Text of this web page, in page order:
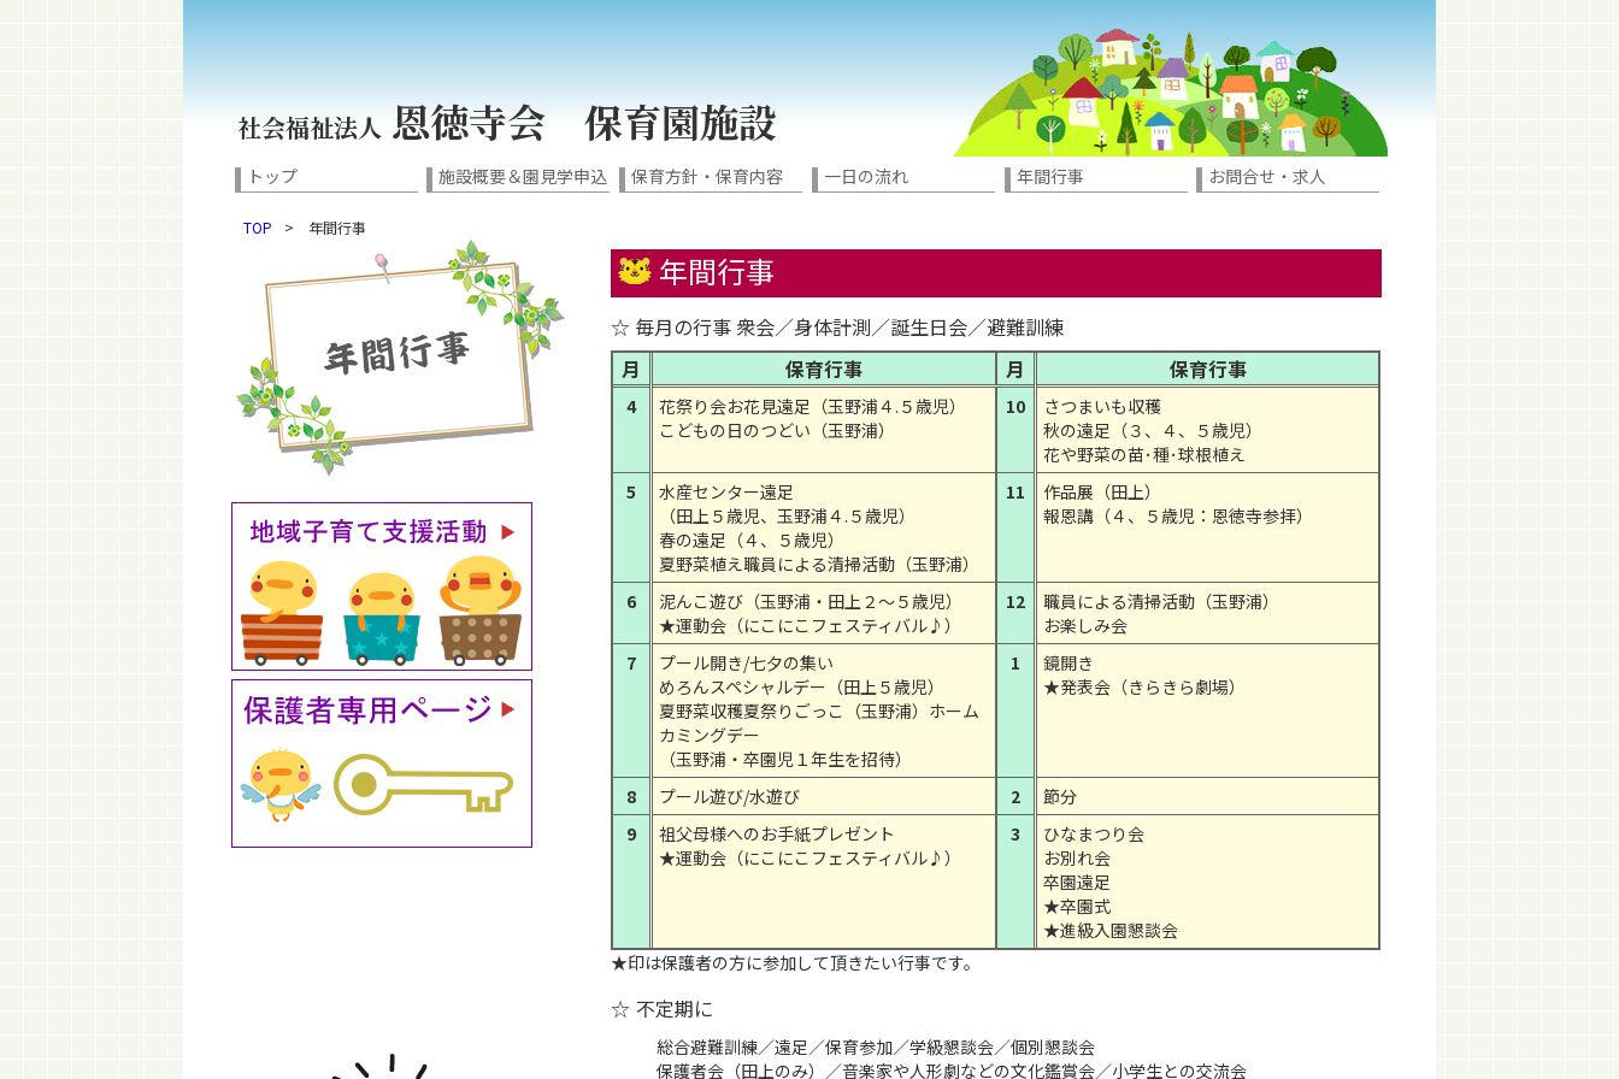
社会福祉法人恩徳寺会 保育園施設
トップ 施設概要＆園見学申込 保育方針・保育内容 一日の流れ 年間行事 お問合せ・求人
TOP > 年間行事
年間行事
☆ 毎月の行事 衆会／身体計測／誕生日会／避難訓練
月
保育行事 月 保育行事
4
花祭り会お花見遠足（玉野浦４.５歳児）
こどもの日のつどい（玉野浦）
10
さつまいも収穫
秋の遠足（３、４、５歳児）
花や野菜の苗･種･球根植え
5
水産センター遠足
（田上５歳児、玉野浦４.５歳児）
春の遠足（４、５歳児）
夏野菜植え職員による清掃活動（玉野浦）
11
作品展（田上）
報恩講（４、５歳児：恩徳寺参拝）
6
泥んこ遊び（玉野浦・田上２～５歳児）
★運動会（にこにこフェスティバル♪）
12
職員による清掃活動（玉野浦）
お楽しみ会
7
プール開き/七夕の集い
めろんスペシャルデー（田上５歳児）
夏野菜収穫夏祭りごっこ（玉野浦）ホーム
カミングデー
（玉野浦・卒園児１年生を招待）
1
鏡開き
★発表会（きらきら劇場）
8 プール遊び/水遊び 2
節分
9
祖父母様へのお手紙プレゼント
★運動会（にこにこフェスティバル♪）
3
ひなまつり会
お別れ会
卒園遠足
★卒園式
★進級入園懇談会
★印は保護者の方に参加して頂きたい行事です。
不定期に
総合避難訓練／遠足／保育参加／学級懇談会／個別懇談会
保護者会（田上のみ）／音楽家や人形劇などの文化鑑賞会／小学生との交流会